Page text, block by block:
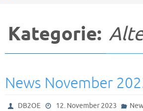
Kategorie:
News November
DB2OE 12. November 2023